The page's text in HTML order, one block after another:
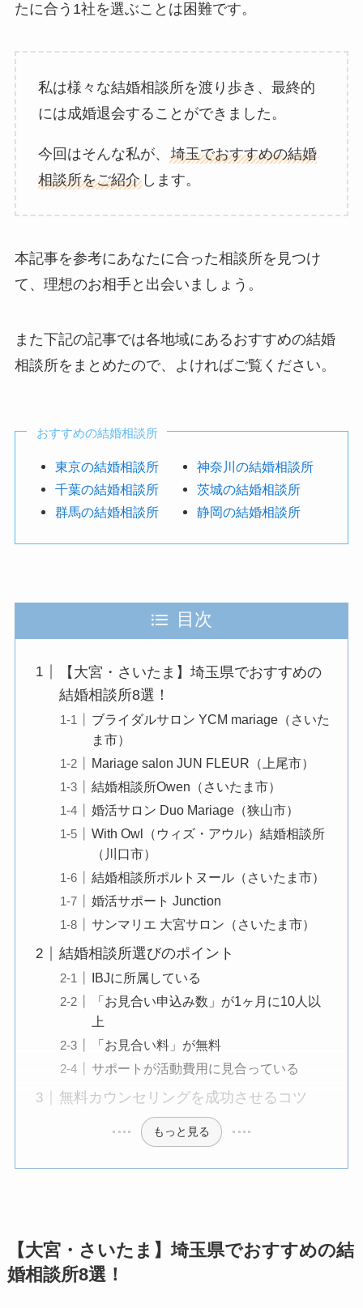
たに合う1社を選ぶことは困難です。
私は様々な結婚相談所を渡り歩き、最終的
には成婚退会することができました。
今回はそんな私が、 埼玉でおすすめの結婚
相談所をご紹介します。
本記事を参考にあなたに合った相談所を見つけ
て、理想のお相手と出会いましょう。
また下記の記事では各地域にあるおすすめの結婚
相談所をまとめたので、よければご覧ください。
おすすめの結婚相談所
東京の結婚相談所
千葉の結婚相談所
群馬の結婚相談所
神奈川の結婚相談所
茨城の結婚相談所
静岡の結婚相談所
目次
【大宮・さいたま】埼玉県でおすすめの
結婚相談所8選！
ブライダルサロン YCM mariage（さいた
ま市）
Mariage salon JUN FLEUR（上尾市）
結婚相談所Owen（さいたま市）
婚活サロン Duo Mariage（狭山市）
With Owl（ウィズ・アウル）結婚相談所
（川口市）
結婚相談所ポルトヌール（さいたま市）
婚活サポート Junction
サンマリエ 大宮サロン（さいたま市）
結婚相談所選びのポイント
IBJに所属している
「お見合い申込み数」が1ヶ月に10人以
上
「お見合い料」が無料
サポートが活動費用に見合っている
無料カウンセリングを成功させるコツ
もっと見る
【大宮・さいたま】埼玉県でおすすめの結
婚相談所8選！